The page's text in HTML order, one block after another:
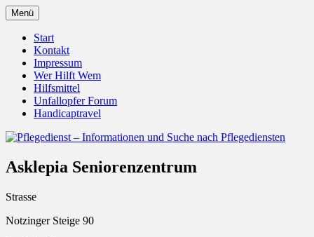
Zum
Inhalt
springen
Pflegedienst – Informationen
und Suche nach Pflegediensten
Unfallopfer – Hilfswerk
Menü
Start
Kontakt
Impressum
Wer Hilft Wem
Hilfsmittel
Unfallopfer Forum
Handicaptravel
Asklepia Seniorenzentrum
Strasse
Notzinger Steige 90